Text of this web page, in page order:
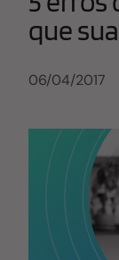
que
06/04/2017